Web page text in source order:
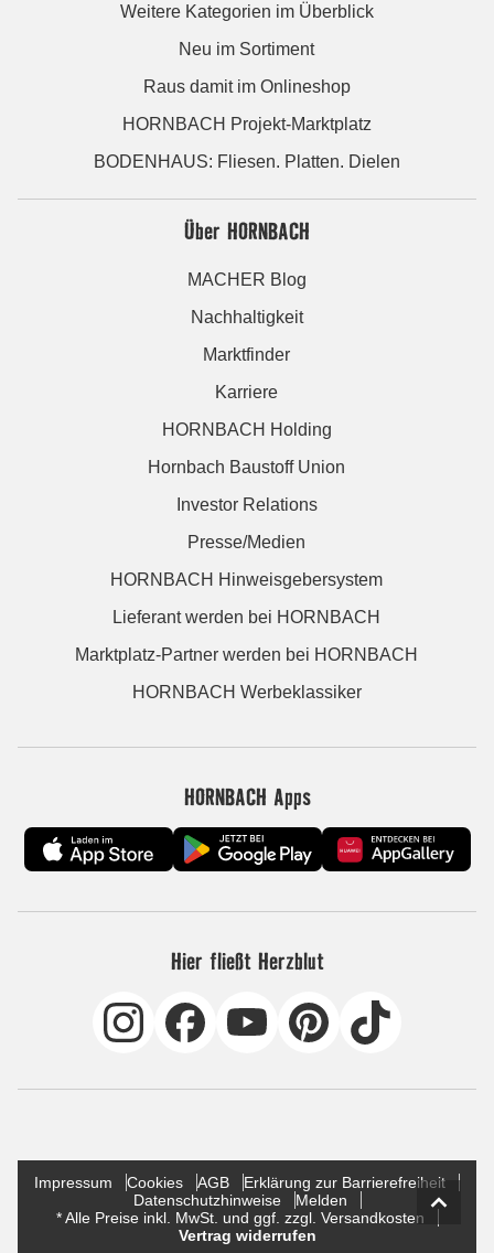
Weitere Kategorien im Überblick
Neu im Sortiment
Raus damit im Onlineshop
HORNBACH Projekt-Marktplatz
BODENHAUS: Fliesen. Platten. Dielen
Über HORNBACH
MACHER Blog
Nachhaltigkeit
Marktfinder
Karriere
HORNBACH Holding
Hornbach Baustoff Union
Investor Relations
Presse/Medien
HORNBACH Hinweisgebersystem
Lieferant werden bei HORNBACH
Marktplatz-Partner werden bei HORNBACH
HORNBACH Werbeklassiker
HORNBACH Apps
Hier fließt Herzblut
Impressum Cookies AGB
Erklärung zur Barrierefreiheit
Datenschutzhinweise
Melden
* Alle Preise inkl. MwSt. und ggf. zzgl. Versandkosten
Vertrag widerrufen